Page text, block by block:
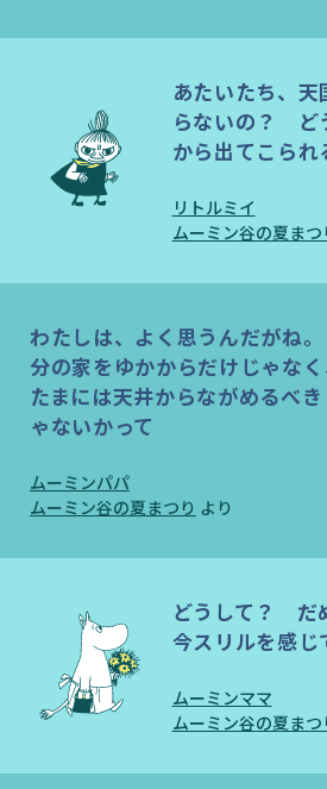
あたいたち、
らないの？ ど
から出てこられ
リトルミイ
ムーミン谷の夏まつ
わたしは、よく思うんだがね
分の家をゆかからだけじゃなく
たまには天井からながめるべ
ゃないかって
ムーミンパパ
ムーミン谷の夏まつり より
どうして？ だ
今スリルを感じ
ムーミンママ
ムーミン谷の夏まつ